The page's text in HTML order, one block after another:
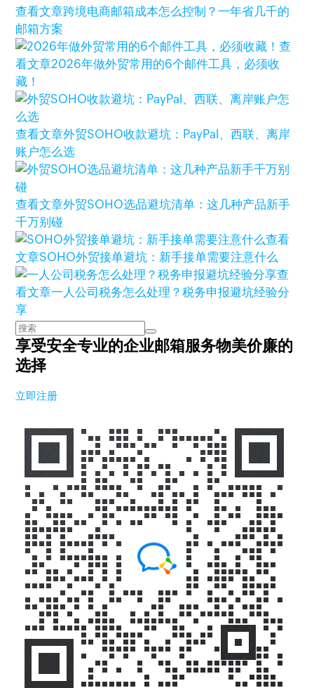
查看文章跨境电商邮箱成本怎么控制？一年省几千的
邮箱方案
查
看文章2026年做外贸常用的6个邮件工具，必须收
藏！
查看文章外贸SOHO收款避坑：PayPal、西联、离岸
账户怎么选
查看文章外贸SOHO选品避坑清单：这几种产品新手
千万别碰
查看
文章SOHO外贸接单避坑：新手接单需要注意什么
查
看文章一人公司税务怎么处理？税务申报避坑经验分
享
享受安全专业的企业邮箱服务物美价廉的
选择
立即注册